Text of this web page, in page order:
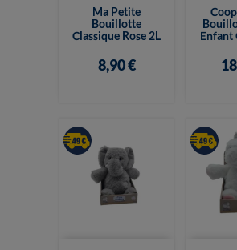
Ma Petite
Bouillotte
Classique Rose 2L
8,90 €
Enfant